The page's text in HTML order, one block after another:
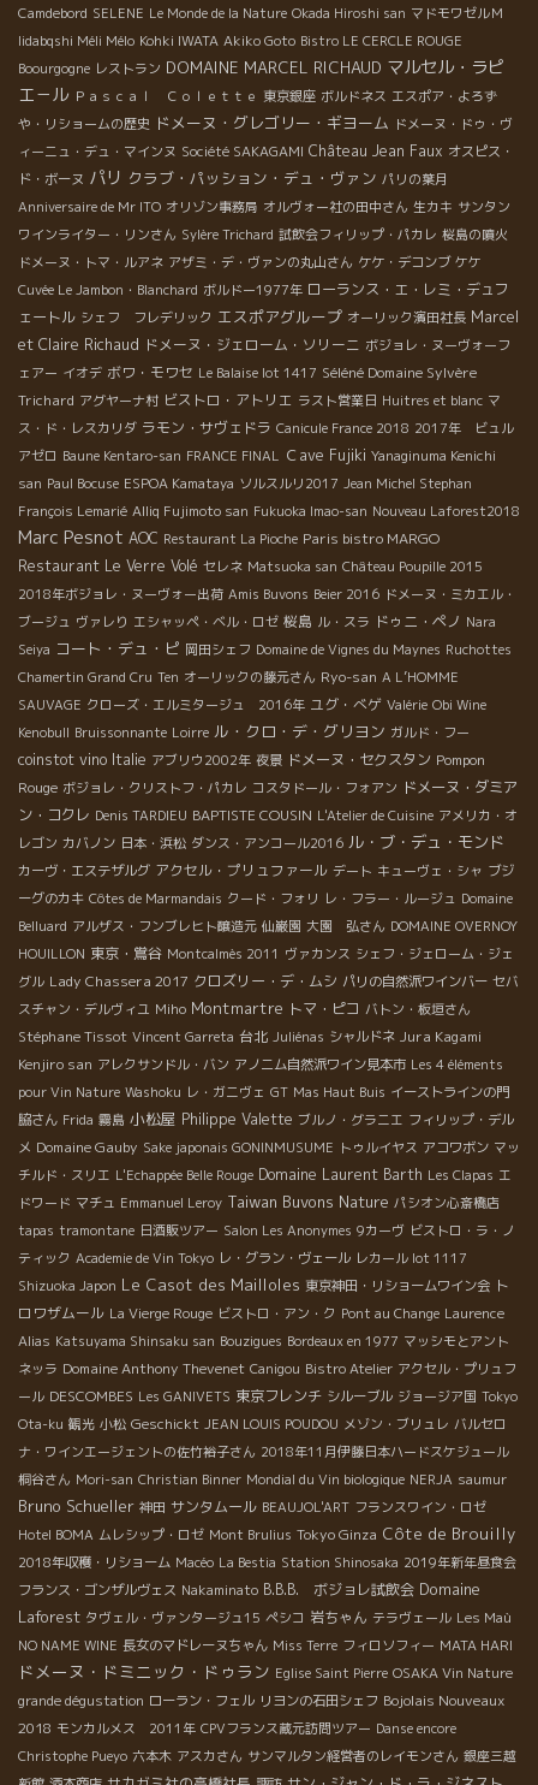
Camdebord SELENE Le Monde de la Nature Okada Hiroshi san マドモワゼルＭ
Iidabqshi Méli Mélo Kohki IWATA Akiko Goto Bistro LE CERCLE ROUGE
Boourgogne レストラン DOMAINE MARCEL RICHAUD マルセル・ラピ
エ－ル Ｐａｓｃａｌ Ｃｏｌｅｔｔｅ 東京銀座 ボルドネス エスポア・よろず
や・リショームの歴史 ドメーヌ・グレゴリー・ギヨーム ドメーヌ・ドゥ・ヴ
ィーニュ・デュ・マインヌ Société SAKAGAMI Château Jean Faux オスピス・
ド・ボーヌ パリ クラブ・パッション・デュ・ヴァン パリの葉月
Anniversaire de Mr ITO オリゾン事務局 オルヴォー社の田中さん 生カキ サンタン
ワインライター・リンさん Sylère Trichard 試飲会フィリップ・パカレ 桜島の噴火
ドメーヌ・トマ・ルアネ アザミ・デ・ヴァンの丸山さん ケケ・デコンブ ケケ
Cuvée Le Jambon・Blanchard ボルドー1977年 ローランス・エ・レミ・デュフ
ェートル シェフ フレデリック エスポアグループ オーリック濱田社長 Marcel
et Claire Richaud ドメーヌ・ジェローム・ソリーニ ボジョレ・ヌーヴォーフ
ェアー イオデ ボワ・モワセ Le Balaise lot 1417 Séléné Domaine Sylvère
Trichard アグヤーナ村 ビストロ・アトリエ ラスト営業日 Huitres et blanc マ
ス・ド・レスカリダ ラモン・サヴェドラ Canicule France 2018 2017年 ビュル
アゼロ Baune Kentaro-san FRANCE FINAL Ｃave Fujiki Yanaginuma Kenichi
san Paul Bocuse ESPOA Kamataya ソルスルリ2017 Jean Michel Stephan
François Lemarié Alliq Fujimoto san Fukuoka Imao-san Nouveau Laforest2018
Marc Pesnot AOC Restaurant La Pioche Paris bistro MARGO
Restaurant Le Verre Volé セレネ Matsuoka san Château Poupille 2015
2018年ボジョレ・ヌーヴォー出荷 Amis Buvons Beier 2016 ドメーヌ・ミカエル・
ブージュ ヴァレり エシャッペ・ベル・ロゼ 桜島 ル・スラ ドゥニ・ペノ Nara
Seiya コート・デュ・ピ 岡田シェフ Domaine de Vignes du Maynes Ruchottes
Chamertin Grand Cru Ten オーリックの藤元さん Ryo-san A L’HOMME
SAUVAGE クローズ・エルミタージュ 2016年 ユグ・べゲ Valérie Obi Wine
Kenobull Bruissonnante Loirre ル・クロ・デ・グリヨン ガルド・フー
coinstot vino Italie アブリウ2002年 夜景 ドメーヌ・セクスタン Pompon
Rouge ボジョレ・クリストフ・パカレ コスタドール・フォアン ドメーヌ・ダミア
ン・コクレ Denis TARDIEU BAPTISTE COUSIN L'Atelier de Cuisine アメリカ・オ
レゴン カバノン 日本・浜松 ダンス・アンコール2016 ル・ブ・デュ・モンド
カーヴ・エステザルグ アクセル・プリュファール デート キューヴェ・シャ ブジ
ーグのカキ Côtes de Marmandais クード・フォリ レ・フラー・ルージュ Domaine
Belluard アルザス・フンブレヒト醸造元 仙巌園 大園 弘さん DOMAINE OVERNOY
HOUILLON 東京・鴬谷 Montcalmès 2011 ヴァカンス シェフ・ジェローム・ジェ
グル Lady Chassera 2017 クロズリー・デ・ムシ パリの自然派ワインバー セバ
スチャン・デルヴィユ Miho Montmartre トマ・ピコ バトン・板垣さん
Stéphane Tissot Vincent Garreta 台北 Juliénas シャルドネ Jura Kagami
Kenjiro san アレクサンドル・バン アノニム自然派ワイン見本市 Les 4 éléments
pour Vin Nature Washoku レ・ガニヴェ GT Mas Haut Buis イーストラインの門
脇さん Frida 霧島 小松屋 Philippe Valette ブルノ・グラニエ フィリップ・デル
メ Domaine Gauby Sake japonais GONINMUSUME トゥルイヤス アコワボン マッ
チルド・スリエ L'Echappée Belle Rouge Domaine Laurent Barth Les Clapas エ
ドワード マチュ Emmanuel Leroy Taiwan Buvons Nature パシオン心斎橋店
tapas tramontane 日酒販ツアー Salon Les Anonymes 9カーヴ ビストロ・ラ・ノ
ティック Academie de Vin Tokyo レ・グラン・ヴェール レカール lot 1117
Shizuoka Japon Le Casot des Mailloles 東京神田・リショームワイン会 ト
ロワザムール La Vierge Rouge ビストロ・アン・ク Pont au Change Laurence
Alias Katsuyama Shinsaku san Bouzigues Bordeaux en 1977 マッシモとアント
ネッラ Domaine Anthony Thevenet Canigou Bistro Atelier アクセル・プリュフ
ール DESCOMBES Les GANIVETS 東京フレンチ シルーブル ジョージア国 Tokyo
Ota-ku 観光 小松 Geschickt JEAN LOUIS POUDOU メゾン・ブリュレ バルセロ
ナ・ワインエージェントの佐竹裕子さん 2018年11月伊藤日本ハードスケジュール
桐谷さん Mori-san Christian Binner Mondial du Vin biologique NERJA saumur
Bruno Schueller 神田 サンタムール BEAUJOL'ART フランスワイン・ロゼ
Hotel BOMA ムレシップ・ロゼ Mont Brulius Tokyo Ginza Côte de Brouilly
2018年収穫・リショーム Macéo La Bestia Station Shinosaka 2019年新年昼食会
フランス・ゴンザルヴェス Nakaminato B.B.B. ボジョレ試飲会 Domaine
Laforest タヴェル・ヴァンタージュ15 ペシコ 岩ちゃん テラヴェール Les Maù
NO NAME WINE 長女のマドレーヌちゃん Miss Terre フィロソフィー MATA HARI
ドメーヌ・ドミニック・ドゥラン Eglise Saint Pierre OSAKA Vin Nature
grande dégustation ローラン・フェル リヨンの石田シェフ Bojolais Nouveaux
2018 モンカルメス 2011年 CPVフランス蔵元訪問ツアー Danse encore
Christophe Pueyo 六本木 アスカさん サンマルタン経営者のレイモンさん 銀座三越